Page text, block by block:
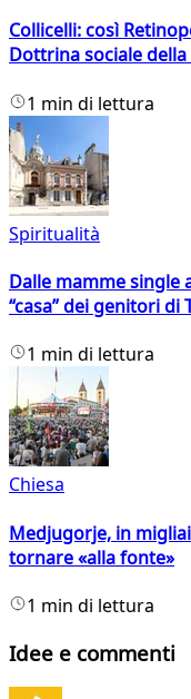
Collicelli: così
Dottrina sociale della
1 min di lettura
Spiritualità
Dalle mamme
“casa” dei genitori di
1 min di lettura
Chiesa
Medjugorje, in
tornare «alla fonte»
1 min di lettura
Idee e commenti